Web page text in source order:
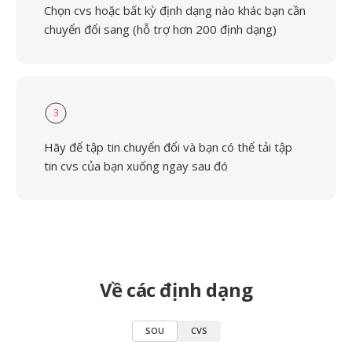
Chọn cvs hoặc bất kỳ định dạng nào khác bạn cần
chuyển đổi sang (hỗ trợ hơn 200 định dạng)
3
Hãy để tập tin chuyển đổi và bạn có thể tải tập
tin cvs của bạn xuống ngay sau đó
Về các định dạng
SOU CVS